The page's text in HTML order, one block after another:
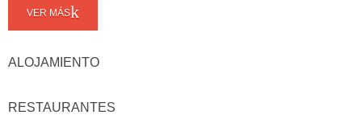
VER MÁS
ALOJAMIENTO
RESTAURANTES